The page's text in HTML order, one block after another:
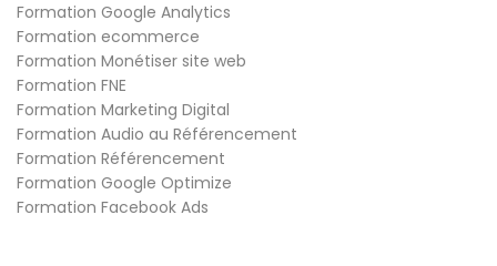
Formation Google Analytics
Formation ecommerce
Formation Monétiser site web
Formation FNE
Formation Marketing Digital
Formation Audio au Référencement
Formation Référencement
Formation Google Optimize
Formation Facebook Ads